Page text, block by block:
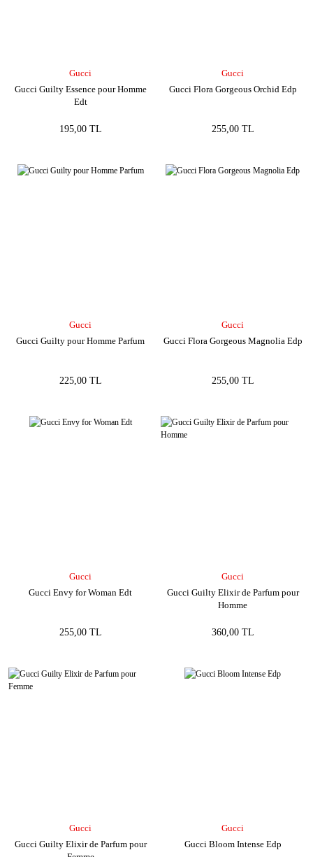
Gucci
Gucci Guilty Essence pour Homme
Edt
195,00 TL
Gucci
Gucci Flora Gorgeous Orchid Edp
255,00 TL
Gucci
Gucci Guilty pour Homme Parfum
225,00 TL
Gucci
Gucci Flora Gorgeous Magnolia Edp
255,00 TL
Gucci
Gucci Envy for Woman Edt
255,00 TL
Gucci
Gucci Guilty Elixir de Parfum pour
Homme
360,00 TL
Gucci
Gucci Guilty Elixir de Parfum pour
Gucci
Gucci Bloom Intense Edp